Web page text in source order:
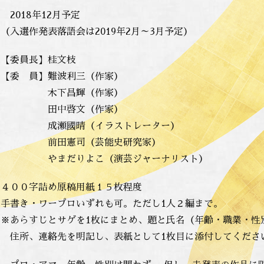
2018年12月予定
落語会は2019年2月～3月予定）
委員長】桂文枝
波利三（作家）
輝（作家）
文（作家）
（イラストレーター）
（芸能史研究家）
こ（演芸ジャーナリスト）
００字詰め原稿用紙１５枚程度
プロいずれも可。ただし1人２編まで。
ゲを1枚にまとめ、題と氏名（年齢・職業・性
を明記し、表紙として1枚目に添付してくださ